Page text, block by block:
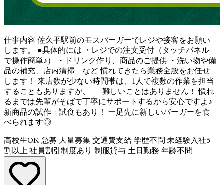
仕事内容 佐久平駅前のモスバーガーでレジや接客をお願い
します。 ●具体的には ・レジでの注文受付（タッチパネル
で操作簡単♪） ・ドリンク作り、商品のご提供 ・洗い物や備
品の補充、店内清掃 など 慣れてきたら業務全般をお任せ
します！ 来店数が少ない時間帯は、1人で複数の作業を担当
することもありますが、 難しいことはありません！ 慣れ
るまでは先輩がそばで丁寧にサポートするから安心ですよ♪
新商品の試作・試食もあり！ 一足先に新しいバーガーを食
べられます◎
高校生OK 急募 大量募集 交通費支給 学歴不問 未経験入社5
割以上 社員割引制度あり 制服貸与 土日勤務 年齢不問